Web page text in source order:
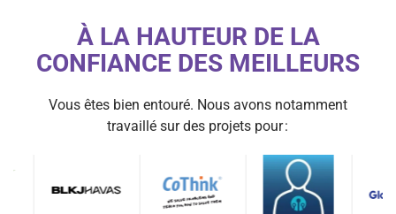
À LA HAUTEUR DE LA
CONFIANCE DES MEILLEURS
Vous êtes bien entouré. Nous avons notamment
travaillé sur des projets pour :